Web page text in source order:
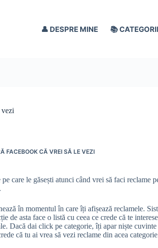
👤 DESPRE MINE 📚 CATEGORII
FACEBOOK CĂ VREI SĂ LE VEZI
care le găsești atunci când vrei să faci reclame
în momentul în care îți afișează reclamele.
asta face o listă cu ceea ce crede că te
Dacă dai click pe categorie, îți apar niște
că tu ai vrea să vezi reclame din acea